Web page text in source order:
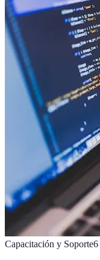
Capacitación y Soporte6